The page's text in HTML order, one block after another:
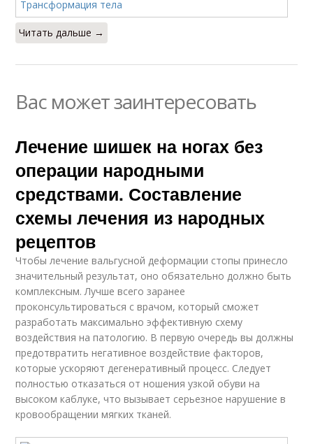
Читать дальше →
Вас может заинтересовать
Лечение шишек на ногах без
операции народными
средствами. Составление
схемы лечения из народных
рецептов
Чтобы лечение вальгусной деформации стопы принесло
значительный результат, оно обязательно должно быть
комплексным. Лучше всего заранее
проконсультироваться с врачом, который сможет
разработать максимально эффективную схему
воздействия на патологию. В первую очередь вы должны
предотвратить негативное воздействие факторов,
которые ускоряют дегенеративный процесс. Следует
полностью отказаться от ношения узкой обуви на
высоком каблуке, что вызывает серьезное нарушение в
кровообращении мягких тканей.